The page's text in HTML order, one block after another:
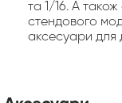
та 1/16. А
стендового
аксесуари для